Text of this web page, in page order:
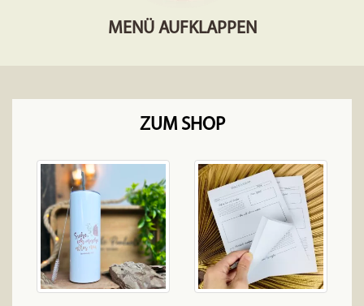
MENÜ AUFKLAPPEN
ZUM SHOP